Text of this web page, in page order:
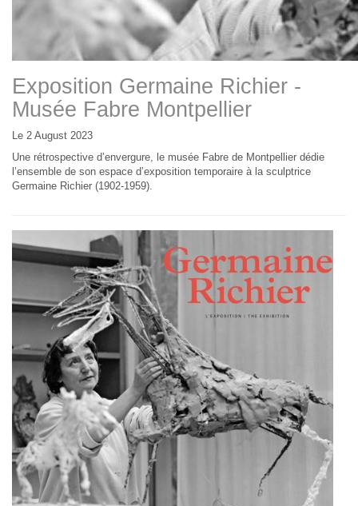
Exposition Germaine Richier -
Musée Fabre Montpellier
Le 2 August 2023
Une rétrospective d’envergure, le musée Fabre de Montpellier dédie
l’ensemble de son espace d’exposition temporaire à la sculptrice
Germaine Richier (1902-1959).